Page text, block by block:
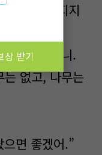
편견을 가지지
나.
면 어떻겠니.
없고, 나무는
면 좋겠어.”
상 받기